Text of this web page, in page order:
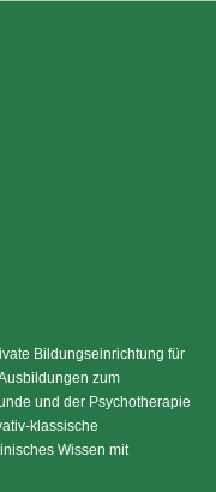
Bildungseinrichtung für
zum
und der Psychotherapie
klassische
Wissen mit